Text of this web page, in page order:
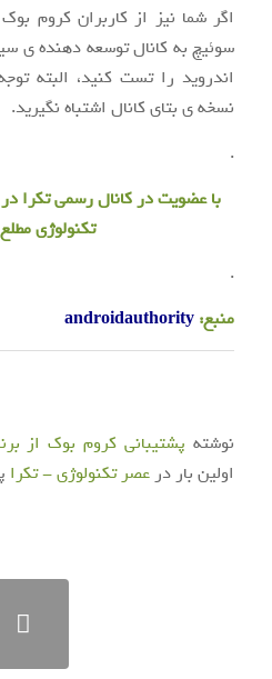
اگر شما نیز از کاربران کروم
سوئیچ به کانال توسعه دهنده ی
اندروید را تست کنید، البته
نسخه ی بتای کانال اشتباه نگیرید.
.
با عضویت در کانال رسمیتکرا
تکنولوژی
.
منبع: androidauthority
نوشته پشتیبانی کروم بوک از
اولین بار در عصر تکنولوژی - تکرا